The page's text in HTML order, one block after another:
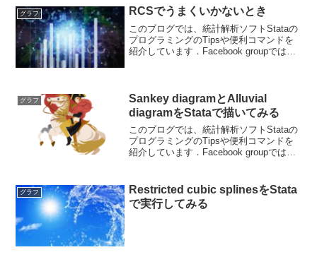
せているわけではあ...
グラフ RCSでうまくいかないとき
このブログでは、統計解析ソフトStataの
プログラミングのTipsや便利コマンドを
紹介しています．Facebook groupでは、
立...
グラフ
Sankey diagramとAlluvial
diagramをStataで描いてみる
このブログでは、統計解析ソフトStataの
プログラミングのTipsや便利コマンドを
紹介しています．Facebook groupでは、
す． ブログと合わせて個人の学習に役
立...
グラフ
Restricted cubic splinesをStata
で実行してみる